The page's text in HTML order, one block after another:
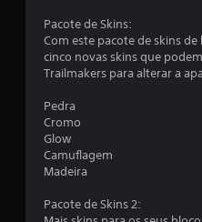
Pacote de Skins:
Com este pacote de skins
cinco novas skins que
Trailmakers para alterar a
Pedra
Cromo
Glow
Camuflagem
Madeira
Pacote de Skins 2: